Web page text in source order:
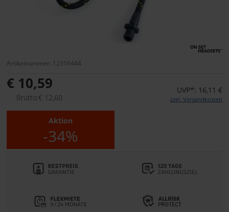
Artikelnummer: 12316444
€ 10,59
Brutto:€ 12,60
UVP*: 16,11 €
zzgl. Versandkosten
Aktion
-34%